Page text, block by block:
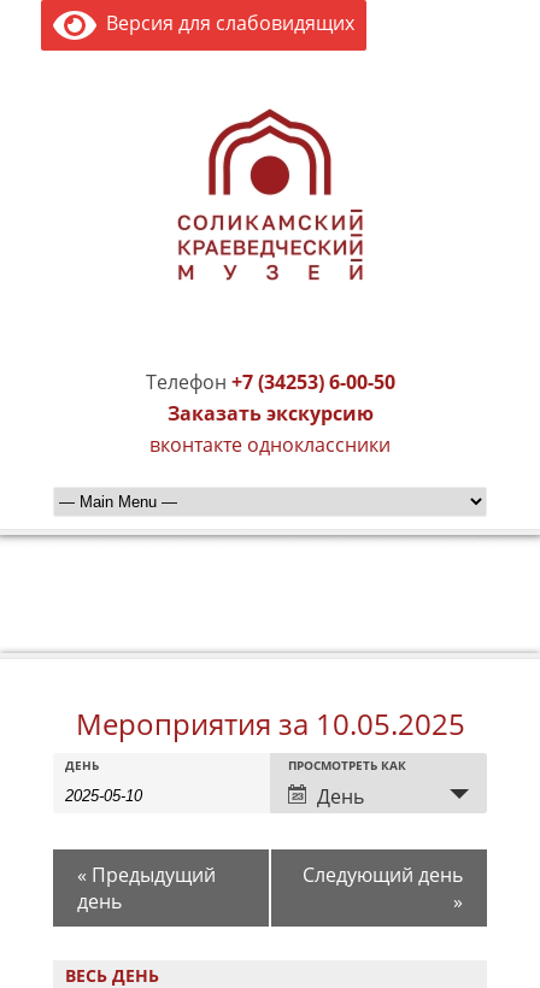
Версия для слабовидящих
Телефон +7 (34253) 6-00-50
Заказать экскурсию
вконтакте одноклассники
Мероприятия за 10.05.2025
Мероприятия
Search
Views
Navigation
Мероприятия
Search
ДЕНЬ Событие
Views
Navigation
ПРОСМОТРЕТЬ КАК
День
« Предыдущий
день
Следующий день
»
ВЕСЬ ДЕНЬ